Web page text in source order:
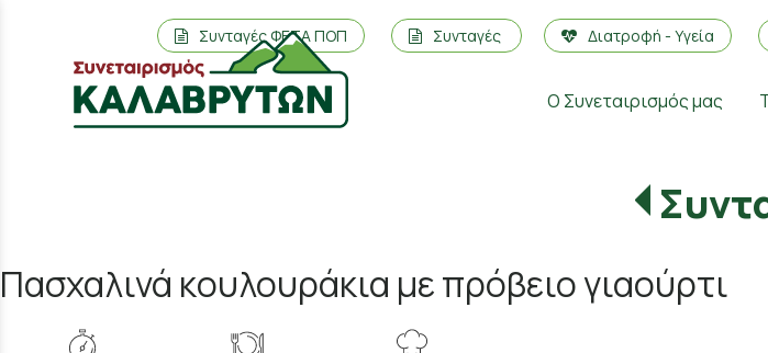
Συνταγές ΦΕΤΑ ΠΟΠ Συνταγές Διατροφή - Υγεία
Ο Συνεταιρισμός μας
Πασχαλινά κουλουράκια με πρόβειο γιαούρτι